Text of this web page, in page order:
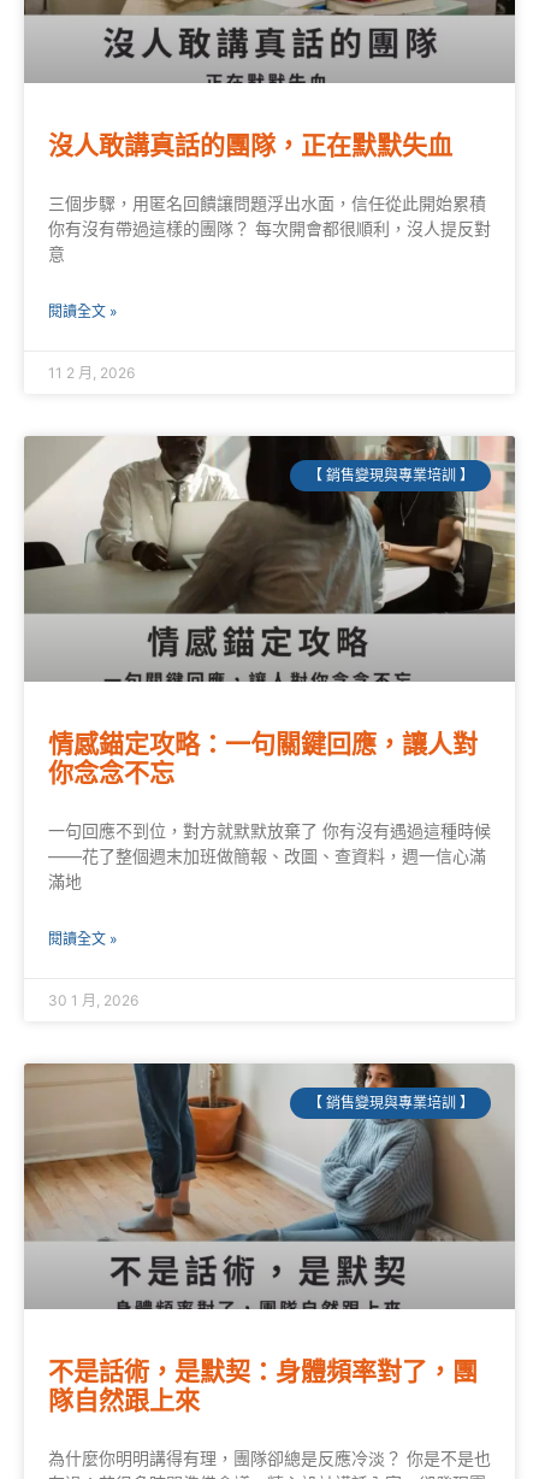
沒人敢講真話的團隊，正在默默失血
三個步驟，用匿名回饋讓問題浮出水面，信任從此開始累積
你有沒有帶過這樣的團隊？ 每次開會都很順利，沒人提反對
意
閱讀全文 »
11 2 月, 2026
【 銷售變現與專業培訓 】
情感錨定攻略：一句關鍵回應，讓人對
你念念不忘
一句回應不到位，對方就默默放棄了 你有沒有遇過這種時候
——花了整個週末加班做簡報、改圖、查資料，週一信心滿
滿地
閱讀全文 »
30 1 月, 2026
【 銷售變現與專業培訓 】
不是話術，是默契：身體頻率對了，團
隊自然跟上來
為什麼你明明講得有理，團隊卻總是反應冷淡？ 你是不是也